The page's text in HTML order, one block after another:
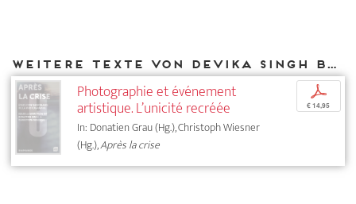
Weitere Texte von Devika Singh bei DIAPHANES
Photographie et événement
artistique. L’unicité recréée
In: Donatien Grau (Hg.), Christoph Wiesner
(Hg.),Après la crise
p
€ 14,95